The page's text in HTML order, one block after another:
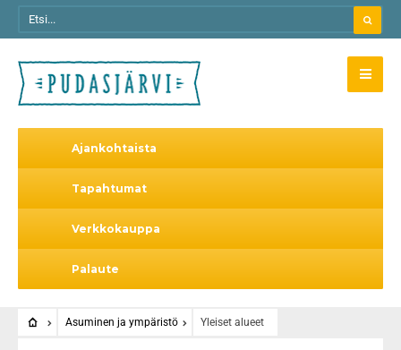
Ajankohtaista
Tapahtumat
Verkkokauppa
Palaute
Asuminen ja ympäristö Yleiset alueet